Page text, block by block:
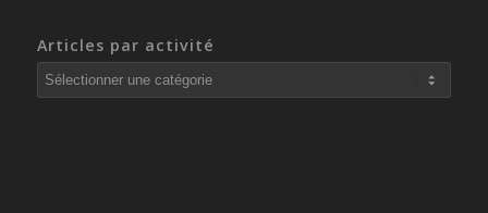
Articles par activité
Articles
par